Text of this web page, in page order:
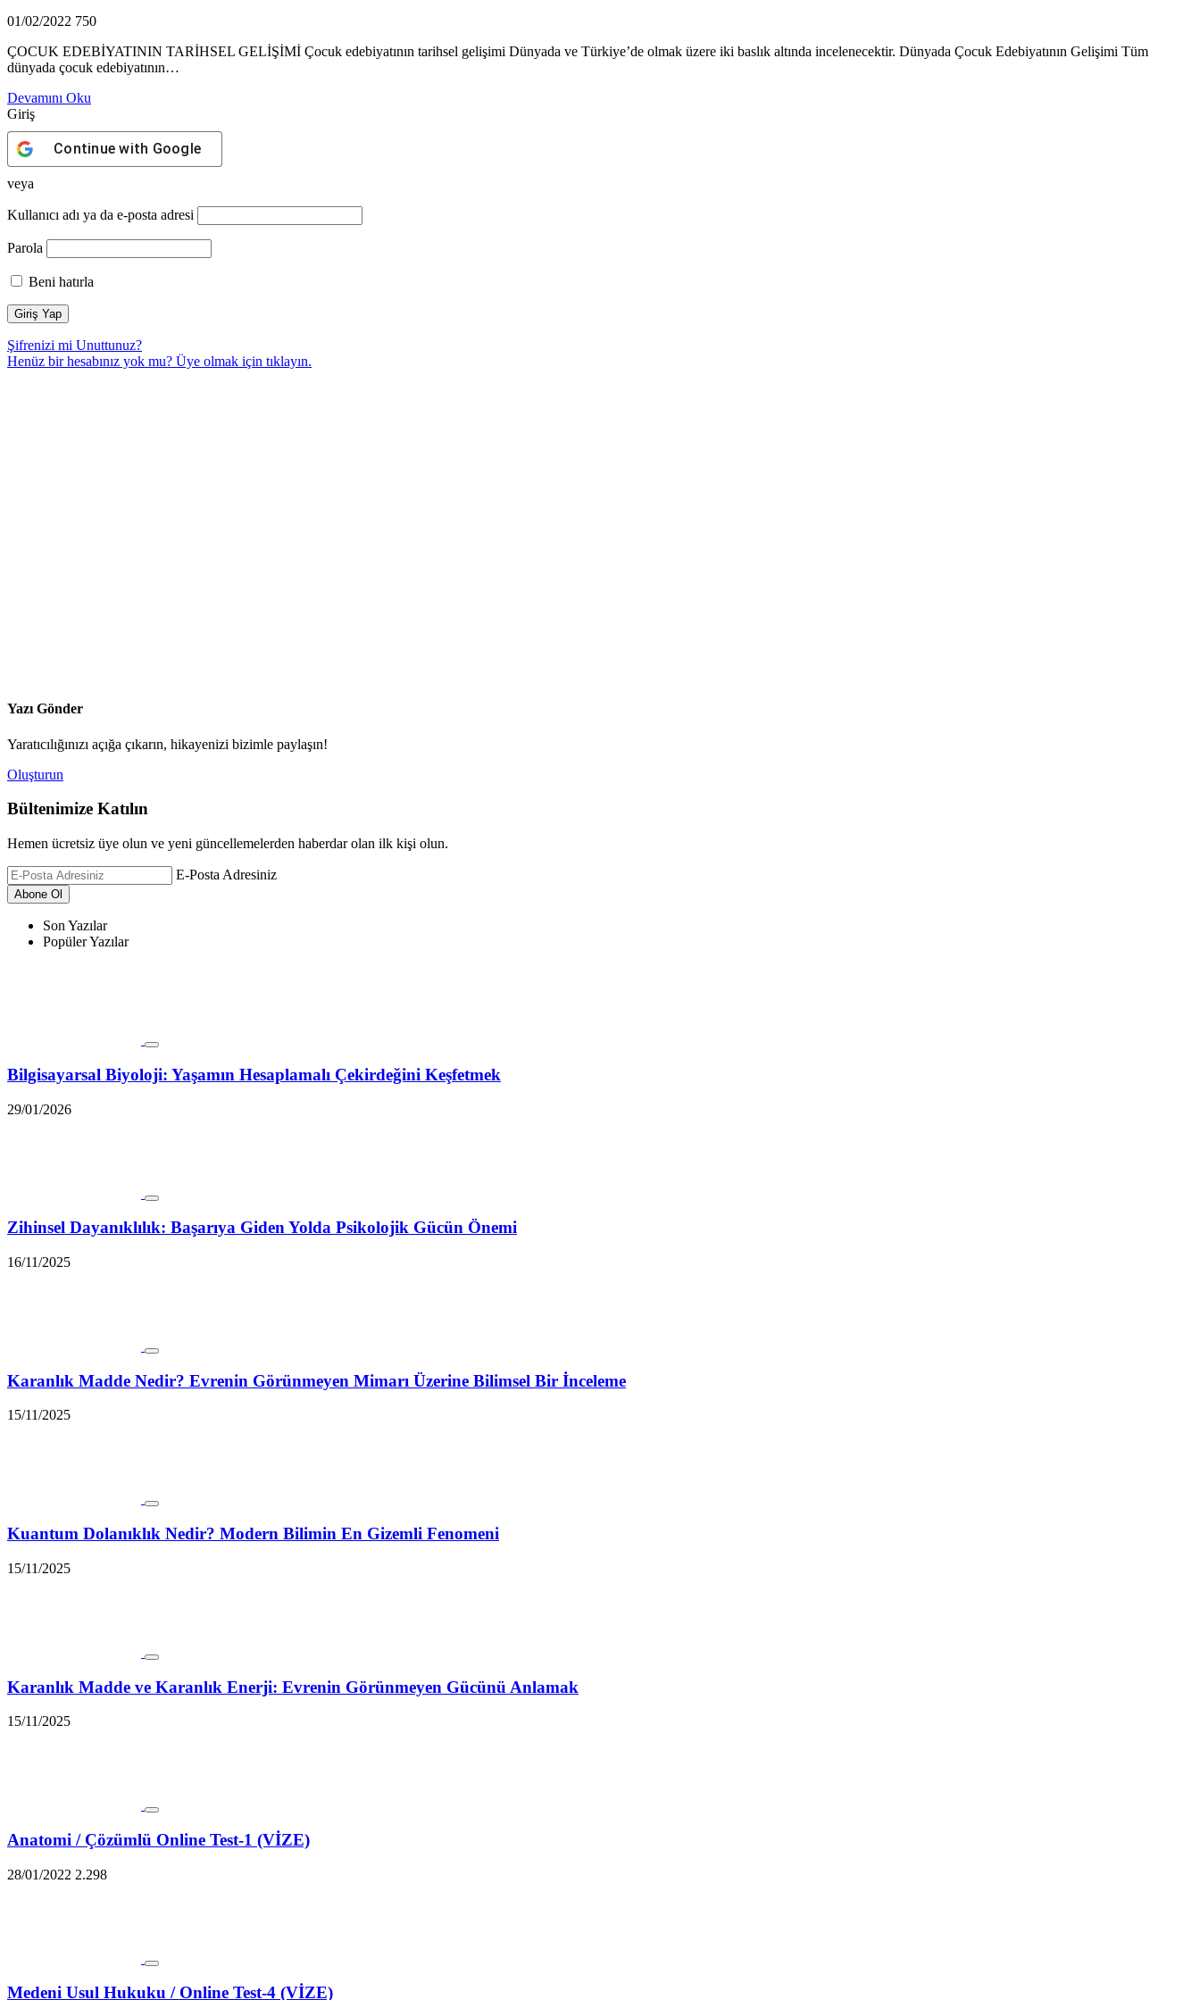
01/02/2022 750
ÇOCUK EDEBİYATININ TARİHSEL GELİŞİMİ Çocuk edebiyatının tarihsel gelişimi Dünyada ve Türkiye’de olmak üzere iki baslık altında incelenecektir. Dünyada Çocuk Edebiyatının Gelişimi Tüm
dünyada çocuk edebiyatının…
Devamını Oku
Giriş
Continue with Google
veya
Kullanıcı adı ya da e-posta adresi
Parola
Beni hatırla
Şifrenizi mi Unuttunuz?
Henüz bir hesabınız yok mu? Üye olmak için tıklayın.
Yazı Gönder
Yaratıcılığınızı açığa çıkarın, hikayenizi bizimle paylaşın!
Oluşturun
Bültenimize Katılın
Hemen ücretsiz üye olun ve yeni güncellemelerden haberdar olan ilk kişi olun.
E-Posta Adresiniz
Son Yazılar
Popüler Yazılar
Bilgisayarsal Biyoloji: Yaşamın Hesaplamalı Çekirdeğini Keşfetmek
29/01/2026
Zihinsel Dayanıklılık: Başarıya Giden Yolda Psikolojik Gücün Önemi
16/11/2025
Karanlık Madde Nedir? Evrenin Görünmeyen Mimarı Üzerine Bilimsel Bir İnceleme
15/11/2025
Kuantum Dolanıklık Nedir? Modern Bilimin En Gizemli Fenomeni
15/11/2025
Karanlık Madde ve Karanlık Enerji: Evrenin Görünmeyen Gücünü Anlamak
15/11/2025
Anatomi / Çözümlü Online Test-1 (VİZE)
28/01/2022 2.298
Medeni Usul Hukuku / Online Test-4 (VİZE)